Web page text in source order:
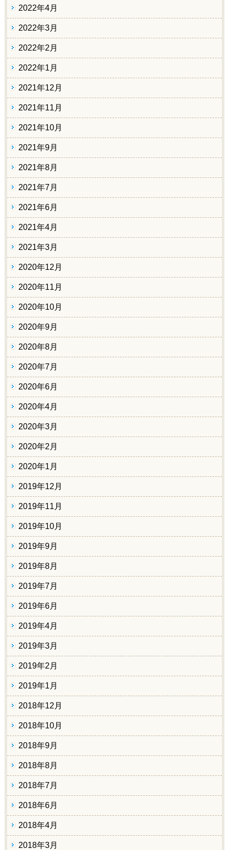
2022年4月
2022年3月
2022年2月
2022年1月
2021年12月
2021年11月
2021年10月
2021年9月
2021年8月
2021年7月
2021年6月
2021年4月
2021年3月
2020年12月
2020年11月
2020年10月
2020年9月
2020年8月
2020年7月
2020年6月
2020年4月
2020年3月
2020年2月
2020年1月
2019年12月
2019年11月
2019年10月
2019年9月
2019年8月
2019年7月
2019年6月
2019年4月
2019年3月
2019年2月
2019年1月
2018年12月
2018年10月
2018年9月
2018年8月
2018年7月
2018年6月
2018年4月
2018年3月